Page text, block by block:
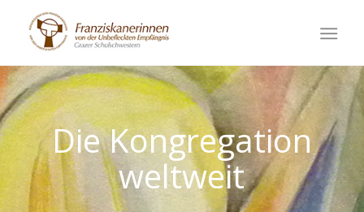
Die Kongregation
weltweit